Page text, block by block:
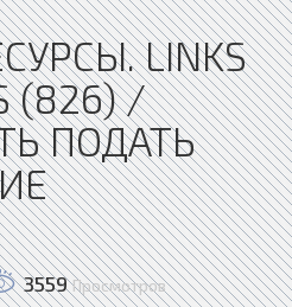
LINKS
(826) /
ПОДАТЬ
3559 Просмотров